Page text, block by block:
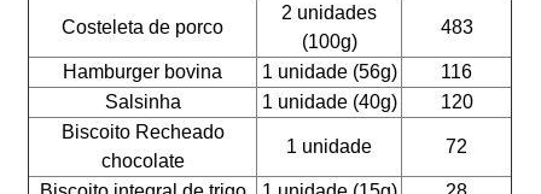
Costeleta de porco
2 unidades
(100g)
483
Hamburger bovina 1 unidade (56g)
116
Salsinha
1 unidade (40g)
120
Biscoito Recheado
chocolate
1 unidade 72